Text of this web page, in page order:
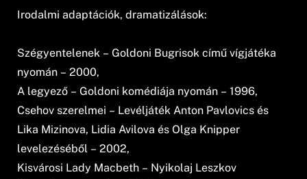
Irodalmi adaptációk, dramatizálások:
Szégyentelenek – Goldoni Bugrisok című vígjátéka
nyomán – 2000,
A legyező – Goldoni komédiája nyomán – 1996,
Csehov szerelmei – Levéljáték Anton Pavlovics és
Lika Mizinova, Lidia Avilova és Olga Knipper
levelezéséből – 2002,
Kisvárosi Lady Macbeth – Nyikolaj Leszkov